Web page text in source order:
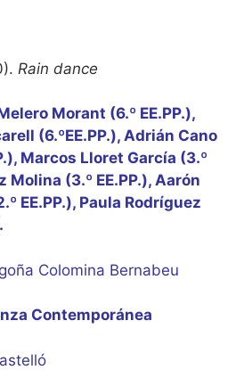
Rain dance
Morant (6.º EE.PP.),
(6.ºEE.PP.), Adrián Cano
Marcos Lloret García (3.º
Molina (3.º EE.PP.), Aarón
EE.PP.), Paula Rodríguez
Colomina Bernabeu
Contemporánea